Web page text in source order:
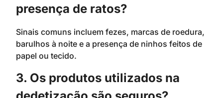
presença de ratos?
Sinais comuns incluem fezes, marcas de roedura,
barulhos à noite e a presença de ninhos feitos de
papel ou tecido.
3. Os produtos utilizados na